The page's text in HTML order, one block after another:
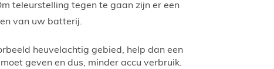
teleurstelling tegen te gaan zijn er een
van uw batterij.
heuvelachtig gebied, help dan een
geven en dus, minder accu verbruik.